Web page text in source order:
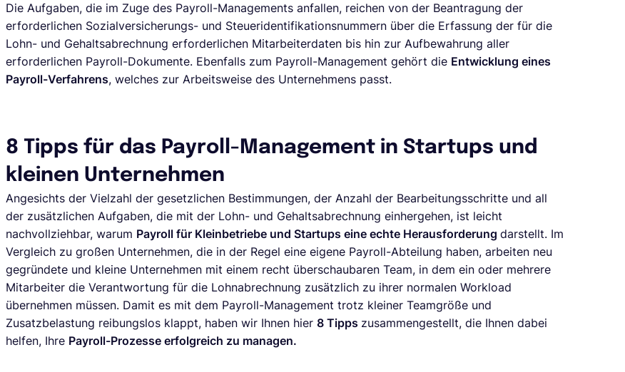
Die Aufgaben, die im Zuge des Payroll-Managements anfallen, reichen von der Beantragung der
erforderlichen Sozialversicherungs- und Steueridentifikationsnummern über die Erfassung der für die
Lohn- und Gehaltsabrechnung erforderlichen Mitarbeiterdaten bis hin zur Aufbewahrung aller
erforderlichen Payroll-Dokumente. Ebenfalls zum Payroll-Management gehört die Entwicklung eines
Payroll-Verfahrens, welches zur Arbeitsweise des Unternehmens passt.
8 Tipps für das Payroll-Management in Startups und
kleinen Unternehmen
Angesichts der Vielzahl der gesetzlichen Bestimmungen, der Anzahl der Bearbeitungsschritte und all
der zusätzlichen Aufgaben, die mit der Lohn- und Gehaltsabrechnung einhergehen, ist leicht
nachvollziehbar, warum Payroll für Kleinbetriebe und Startups eine echte Herausforderung darstellt. Im
Vergleich zu großen Unternehmen, die in der Regel eine eigene Payroll-Abteilung haben, arbeiten neu
gegründete und kleine Unternehmen mit einem recht überschaubaren Team, in dem ein oder mehrere
Mitarbeiter die Verantwortung für die Lohnabrechnung zusätzlich zu ihrer normalen Workload
übernehmen müssen. Damit es mit dem Payroll-Management trotz kleiner Teamgröße und
Zusatzbelastung reibungslos klappt, haben wir Ihnen hier 8 Tipps zusammengestellt, die Ihnen dabei
helfen, Ihre Payroll-Prozesse erfolgreich zu managen.